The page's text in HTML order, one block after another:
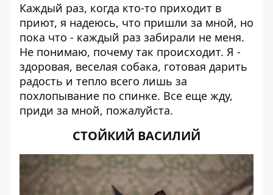
Каждый раз, когда кто-то приходит в
приют, я надеюсь, что пришли за мной, но
пока что - каждый раз забирали не меня.
Не понимаю, почему так происходит. Я -
здоровая, веселая собака, готовая дарить
радость и тепло всего лишь за
похлопывание по спинке. Все еще жду,
приди за мной, пожалуйста.
СТОЙКИЙ ВАСИЛИЙ